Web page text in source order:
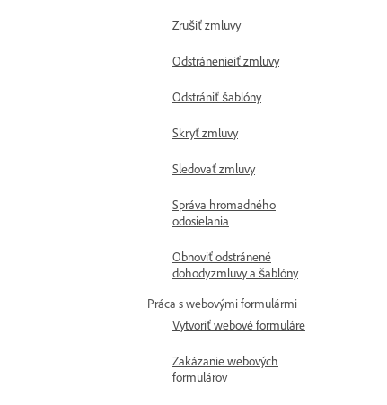
Zrušiť zmluvy
Odstránenieiť zmluvy
Odstrániť šablóny
Skryť zmluvy
Sledovať zmluvy
Správa hromadného
odosielania
Obnoviť odstránené
dohodyzmluvy a šablóny
Práca s webovými formulármi
Vytvoriť webové formuláre
Zakázanie webových
formulárov